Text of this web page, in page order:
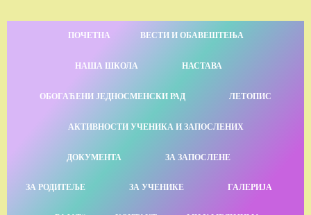
ПОЧЕТНА ВЕСТИ И ОБАВЕШТЕЊА
НАША ШКОЛА НАСТАВА
ОБОГАЋЕНИ ЈЕДНОСМЕНСКИ РАД ЛЕТОПИС
АКТИВНОСТИ УЧЕНИКА И ЗАПОСЛЕНИХ
ДОКУМЕНТА ЗА ЗАПОСЛЕНЕ
ЗА РОДИТЕЉЕ ЗА УЧЕНИКЕ ГАЛЕРИЈА